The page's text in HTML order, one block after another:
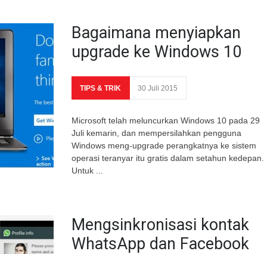
Bagaimana menyiapkan
upgrade ke Windows 10
TIPS & TRIK 30 Juli 2015
Microsoft telah meluncurkan Windows 10 pada 29
Juli kemarin, dan mempersilahkan pengguna
Windows meng-upgrade perangkatnya ke sistem
operasi teranyar itu gratis dalam setahun kedepan.
Untuk ...
Mengsinkronisasi kontak
WhatsApp dan Facebook